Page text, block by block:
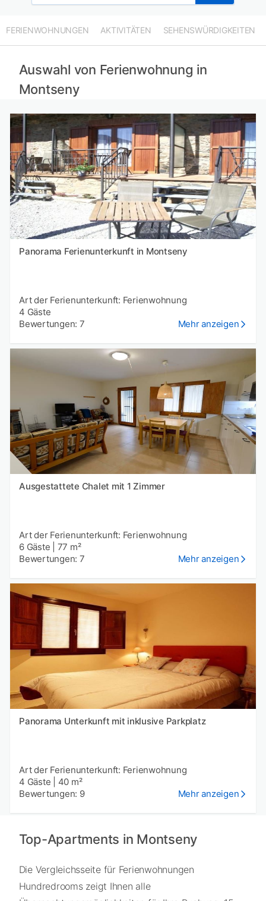
FERIENWOHNUNGEN AKTIVITÄTEN SEHENSWÜRDIGKEITEN
Auswahl von Ferienwohnung in
Montseny
Panorama Ferienunterkunft in Montseny
Art der Ferienunterkunft: Ferienwohnung
4 Gäste
Bewertungen: 7
Mehr anzeigen
Ausgestattete Chalet mit 1 Zimmer
Art der Ferienunterkunft: Ferienwohnung
6 Gäste
77 m²
Bewertungen: 7
Mehr anzeigen
Panorama Unterkunft mit inklusive Parkplatz
Art der Ferienunterkunft: Ferienwohnung
4 Gäste
40 m²
Bewertungen: 9
Mehr anzeigen
Top-Apartments in Montseny
Die Vergleichsseite für Ferienwohnungen
Hundredrooms zeigt Ihnen alle